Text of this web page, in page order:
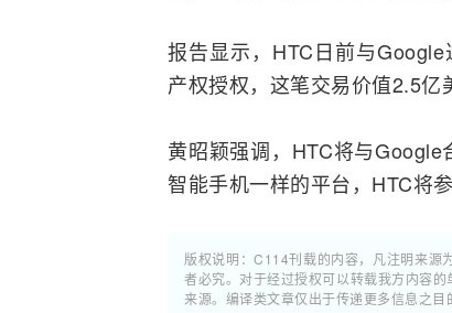
报告显示，HTC日前与Google
产权授权，这笔交易价值2.5亿
黄昭颖强调，HTC将与
智能手机一样的平台，HTC将
版权说明：C114刊载的内容，凡注明来源
者必究。对于经过授权可以转载我方内容
来源。编译类文章仅出于传递更多信息之